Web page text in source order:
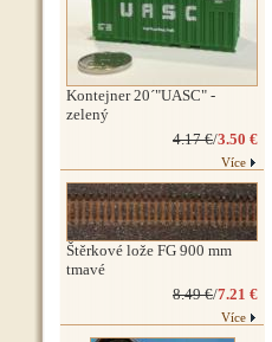
Kontejner 20´"UASC" -
zelený
4.17 €/3.50 €
Více
Štěrkové lože FG 900 mm
tmavé
8.49 €/7.21 €
Více